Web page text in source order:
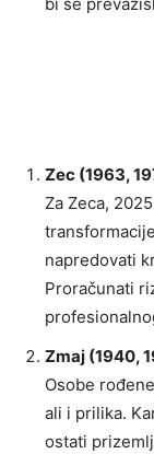
Zec (1963,
Za Zeca,
napredovati
Proračunati
Zmaj (1940,
Osobe
ali i prilika.
ostati